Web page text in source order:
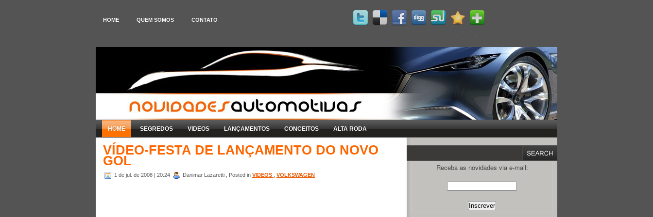
HOME QUEM SOMOS CONTATO
HOME SEGREDOS VIDEOS LANÇAMENTOS CONCEITOS ALTA RODA
VÍDEO-FESTA DE LANÇAMENTO DO NOVO
GOL
1 de jul. de 2008 | 20:24 Danimar Lazaretti , Posted in VIDEOS VOLKSWAGEN
Receba as novidades via e-mail: